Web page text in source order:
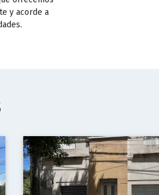
y acorde a